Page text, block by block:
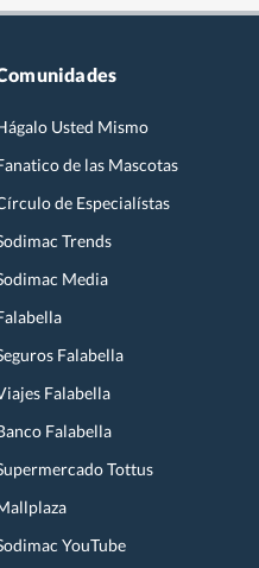
Usted Mismo
de las Mascotas
de Especialístas
Trends
Media
Falabella
Falabella
Falabella
Tottus
YouTube